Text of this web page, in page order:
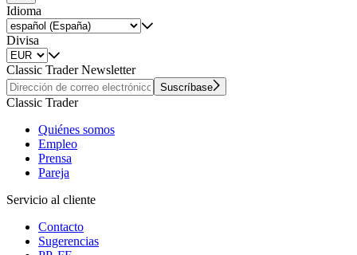
Idioma
Divisa
Classic Trader Newsletter
Suscríbase
Classic Trader
Quiénes somos
Empleo
Prensa
Pareja
Servicio al cliente
Contacto
Sugerencias